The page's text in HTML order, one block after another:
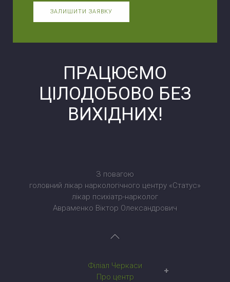
ЗАЛИШИТИ ЗАЯВКУ
ПРАЦЮЄМО
ЦІЛОДОБОВО БЕЗ
ВИХІДНИХ!
З повагою
головний лікар наркологічного центру «Статус»
лікар психіатр-нарколог
Авраменко Віктор Олександрович
Філіал Черкаси
Наркологічний центр у Черкасах
Про центр